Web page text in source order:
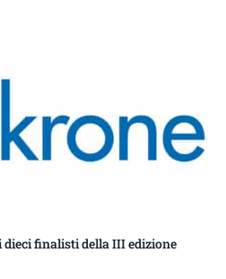
dieci finalisti della III edizione